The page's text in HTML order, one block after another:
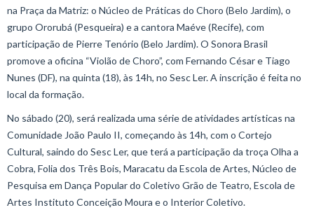
na Praça da Matriz: o Núcleo de Práticas do Choro (Belo Jardim), o
grupo Ororubá (Pesqueira) e a cantora Maéve (Recife), com
participação de Pierre Tenório (Belo Jardim). O Sonora Brasil
promove a oficina “Violão de Choro”, com Fernando César e Tiago
Nunes (DF), na quinta (18), às 14h, no Sesc Ler. A inscrição é feita no
local da formação.
No sábado (20), será realizada uma série de atividades artísticas na
Comunidade João Paulo II, começando às 14h, com o Cortejo
Cultural, saindo do Sesc Ler, que terá a participação da troça Olha a
Cobra, Folia dos Três Bois, Maracatu da Escola de Artes, Núcleo de
Pesquisa em Dança Popular do Coletivo Grão de Teatro, Escola de
Artes Instituto Conceição Moura e o Interior Coletivo.